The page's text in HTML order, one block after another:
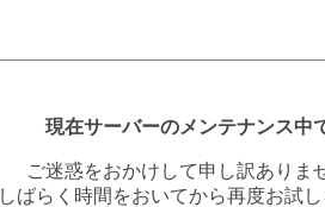
現在サーバーのメンテナンス中
ご迷惑をおかけして申し訳ありま
しばらく時間をおいてから再度お試し